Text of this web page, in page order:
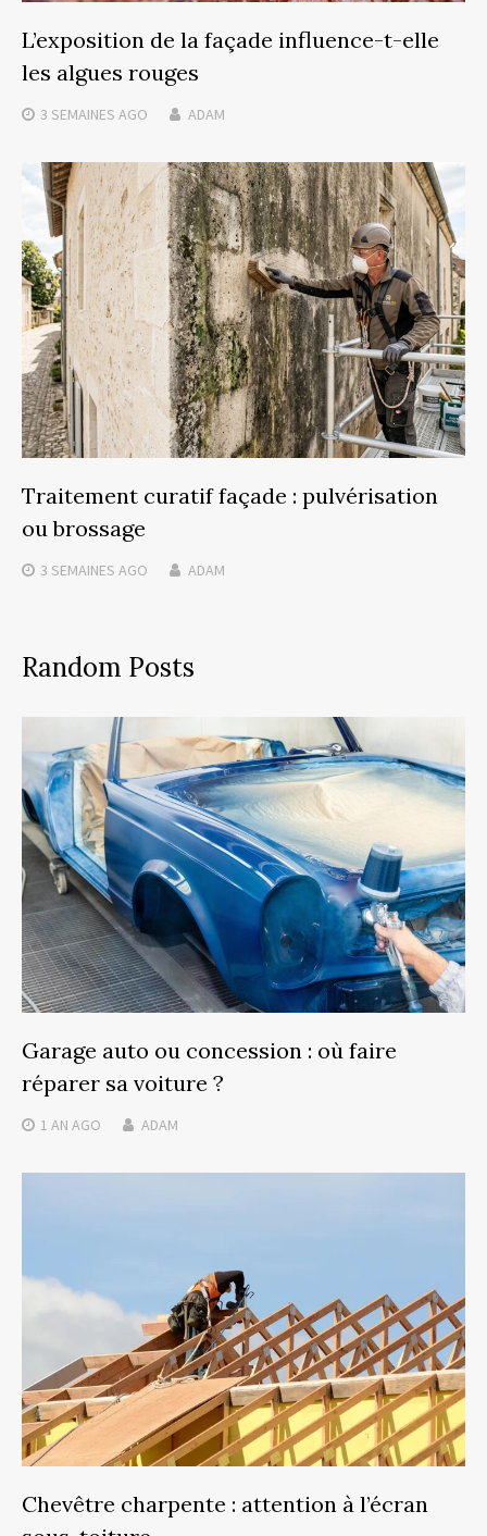
L’exposition de la façade influence-t-elle
les algues rouges
3 SEMAINES AGO ADAM
Traitement curatif façade : pulvérisation
ou brossage
3 SEMAINES AGO ADAM
Random Posts
Garage auto ou concession : où faire
réparer sa voiture ?
1 AN AGO ADAM
Chevêtre charpente : attention à l’écran